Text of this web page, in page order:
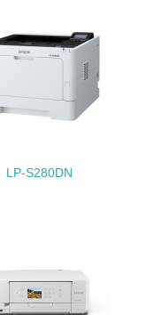
積極的に参加している
LP-S280DN